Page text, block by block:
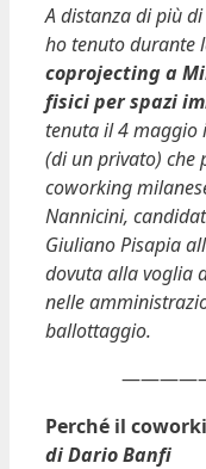
A distanza di più
ho tenuto durante
coprojecting a
fisici per spazi
tenuta il 4 maggio
(di un privato) che
coworking
Nannicini,
Giuliano Pisapia
dovuta alla voglia
nelle
ballottaggio.
Perché il
di Dario Banfi